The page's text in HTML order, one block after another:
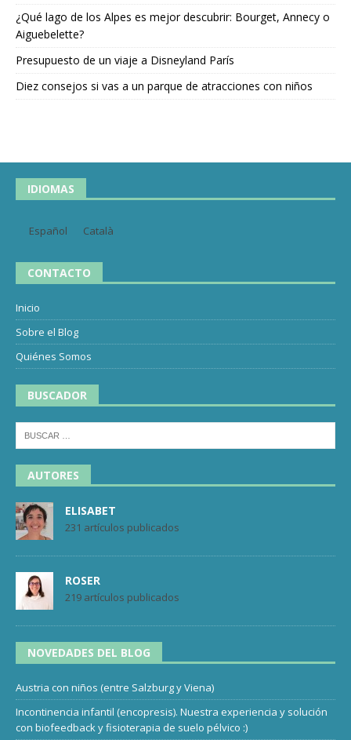
¿Qué lago de los Alpes es mejor descubrir: Bourget, Annecy o
Aiguebelette?
Presupuesto de un viaje a Disneyland París
Diez consejos si vas a un parque de atracciones con niños
IDIOMAS
Español Català
CONTACTO
Inicio
Sobre el Blog
Quiénes Somos
BUSCADOR
AUTORES
ELISABET
231 artículos publicados
ROSER
219 artículos publicados
NOVEDADES DEL BLOG
Austria con niños (entre Salzburg y Viena)
Incontinencia infantil (encopresis). Nuestra experiencia y solución
con biofeedback y fisioterapia de suelo pélvico :)